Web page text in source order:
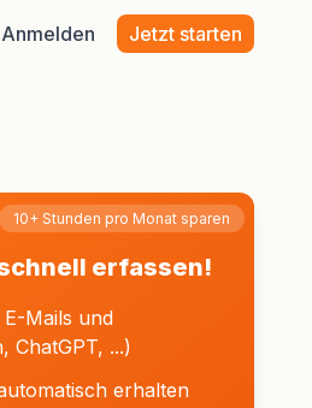
Anmelden Jetzt starten
10+ Stunden pro Monat sparen
erfassen!
E-Mails und
ChatGPT, ...)
erhalten